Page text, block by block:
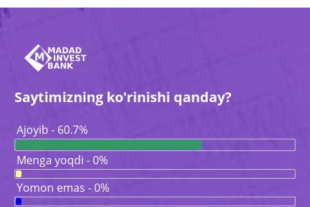
Saytimizning ko'rinishi qanday?
Ajoyib - 60.7%
Menga yoqdi - 0%
Yomon emas - 0%